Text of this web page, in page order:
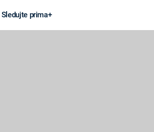
Sledujte prima+